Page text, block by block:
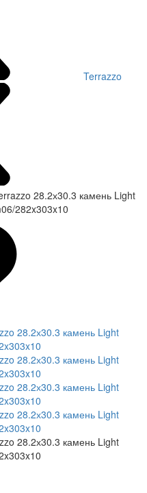
Terrazzo
28.2х30.3 камень Light
282x303x10